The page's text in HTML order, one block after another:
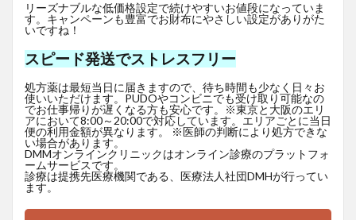
リーズナブルな低価格設定で続けやすいお値段になっていま
す。キャンペーンも豊富でお財布にやさしい設定がありがた
いですね！
スピード発送でストレスフリー
処方薬は最短当日に届きますので、待ち時間も少なく日々お
使いいただけます。PUDOやコンビニでも受け取り可能なの
でお仕事帰りが遅くなる方も安心です。※東京と大阪のエリ
アにおいて8:00～20:00で対応しています。エリアごとに当日
便の利用金額が異なります。 ※医師の判断により処方できな
い場合があります。
DMMオンラインクリニックはオンライン診療のプラットフォ
ームサービスです。
診療は提携先医療機関である、医療法人社団DMHが行ってい
ます。